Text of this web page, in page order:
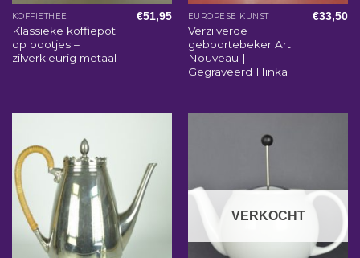
KOFFIETHEE
Klassieke koffiepot
op pootjes –
zilverkleurig metaal
€51,95 EUROPESE KUNST
Verzilverde
geboortebeker Art
Nouveau |
Gegraveerd Hinka
€33,50
VERKOCHT